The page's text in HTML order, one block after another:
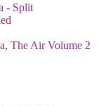
- Split
The Air Volume 2